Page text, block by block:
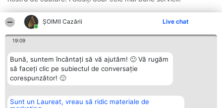
ȘOIMII Cazării Live chat
19:09
Bună, suntem încântați să vă ajutăm! 🙂 Vă rugăm
să faceți clic pe subiectul de conversație
corespunzător! 🙂
Sunt un Laureat, vreau să ridic materiale de
Organizator Ranking Plebiscyt Contact